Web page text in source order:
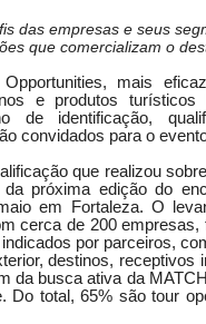
das empresas e seus
que comercializam o
mais
e produtos turísticos
de identificação,
convidados para o
que realizou
próxima edição do
em Fortaleza. O
cerca de 200 empresas,
por parceiros,
destinos, receptivos
da busca ativa da
Do total, 65% são tour